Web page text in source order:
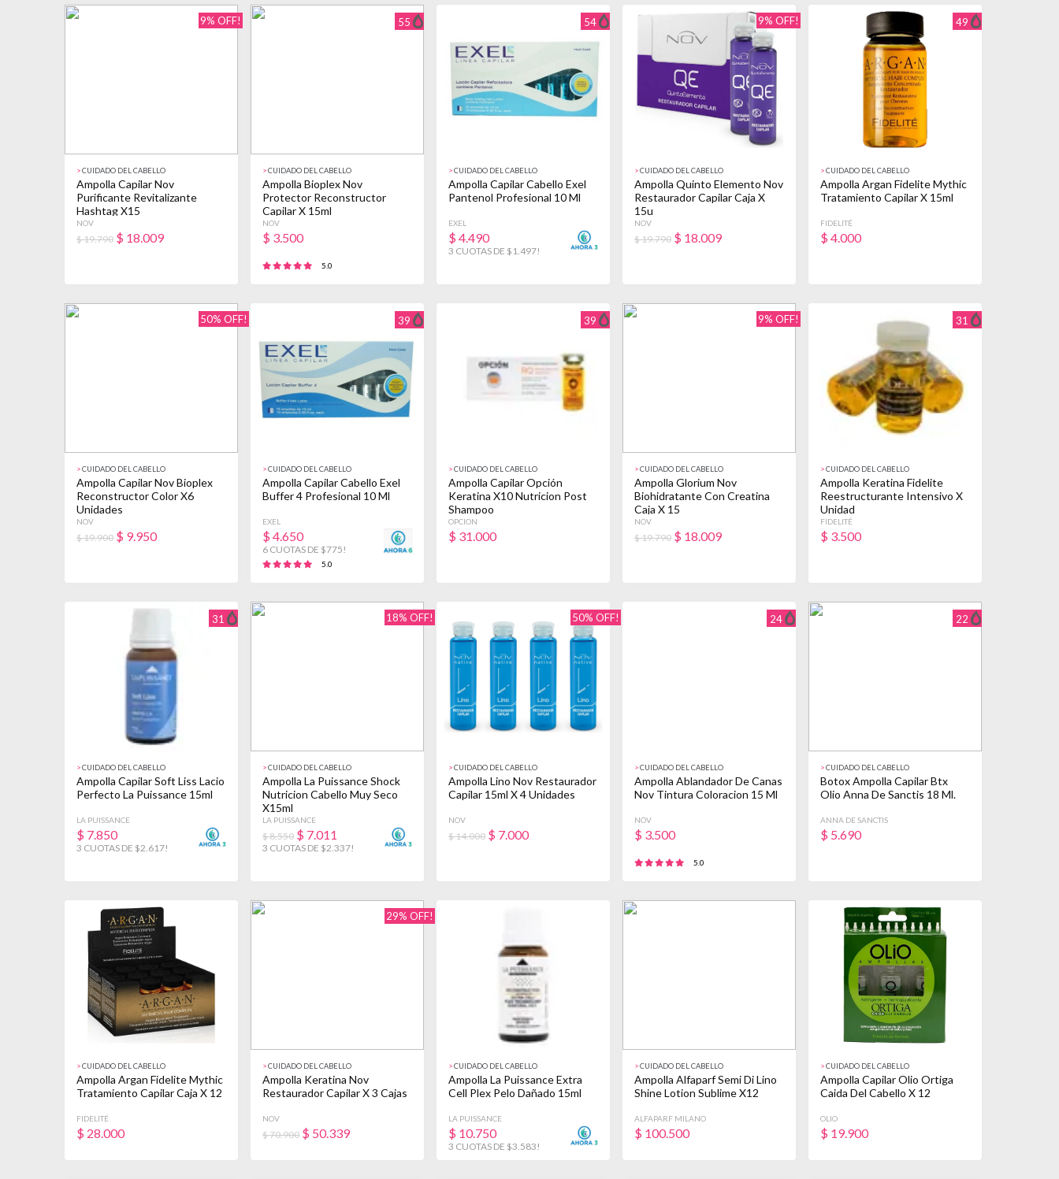
9% OFF!
>CUIDADO DEL CABELLO
Ampolla Capilar Nov
Purificante Revitalizante
Hashtag X15
NOV
$ 19.790 $ 18.009
55
>CUIDADO DEL CABELLO
Ampolla Bioplex Nov
Protector Reconstructor
Capilar X 15ml
NOV
$ 3.500
5.0
54
>CUIDADO DEL CABELLO
Ampolla Capilar Cabello Exel
Pantenol Profesional 10 Ml
EXEL
$ 4.490
3 CUOTAS DE $1.497!
9% OFF!
>CUIDADO DEL CABELLO
Ampolla Quinto Elemento Nov
Restaurador Capilar Caja X
15u
NOV
$ 19.790 $ 18.009
49
>CUIDADO DEL CABELLO
Ampolla Argan Fidelite Mythic
Tratamiento Capilar X 15ml
FIDELITÉ
$ 4.000
50% OFF!
>CUIDADO DEL CABELLO
Ampolla Capilar Nov Bioplex
Reconstructor Color X6
Unidades
NOV
$ 19.900 $ 9.950
39
>CUIDADO DEL CABELLO
Ampolla Capilar Cabello Exel
Buffer 4 Profesional 10 Ml
EXEL
$ 4.650
6 CUOTAS DE $775!
5.0
39
>CUIDADO DEL CABELLO
Ampolla Capilar Opción
Keratina X10 Nutricion Post
Shampoo
OPCION
$ 31.000
9% OFF!
>CUIDADO DEL CABELLO
Ampolla Glorium Nov
Biohidratante Con Creatina
Caja X 15
NOV
$ 19.790 $ 18.009
31
>CUIDADO DEL CABELLO
Ampolla Keratina Fidelite
Reestructurante Intensivo X
Unidad
FIDELITÉ
$ 3.500
31
>CUIDADO DEL CABELLO
Ampolla Capilar Soft Liss Lacio
Perfecto La Puissance 15ml
LA PUISSANCE
$ 7.850
3 CUOTAS DE $2.617!
18% OFF!
>CUIDADO DEL CABELLO
Ampolla La Puissance Shock
Nutricion Cabello Muy Seco
X15ml
LA PUISSANCE
$ 8.550 $ 7.011
3 CUOTAS DE $2.337!
50% OFF!
>CUIDADO DEL CABELLO
Ampolla Lino Nov Restaurador
Capilar 15ml X 4 Unidades
NOV
$ 14.000 $ 7.000
24
>CUIDADO DEL CABELLO
Ampolla Ablandador De Canas
Nov Tintura Coloracion 15 Ml
NOV
$ 3.500
5.0
22
>CUIDADO DEL CABELLO
Botox Ampolla Capilar Btx
Olio Anna De Sanctis 18 Ml.
ANNA DE SANCTIS
$ 5.690
>CUIDADO DEL CABELLO
Ampolla Argan Fidelite Mythic
Tratamiento Capilar Caja X 12
FIDELITÉ
$ 28.000
29% OFF!
>CUIDADO DEL CABELLO
Ampolla Keratina Nov
Restaurador Capilar X 3 Cajas
NOV
$ 70.900 $ 50.339
>CUIDADO DEL CABELLO
Ampolla La Puissance Extra
Cell Plex Pelo Dañado 15ml
LA PUISSANCE
$ 10.750
3 CUOTAS DE $3.583!
>CUIDADO DEL CABELLO
Ampolla Alfaparf Semi Di Lino
Shine Lotion Sublime X12
ALFAPARF MILANO
$ 100.500
>CUIDADO DEL CABELLO
Ampolla Capilar Olio Ortiga
Caida Del Cabello X 12
OLIO
$ 19.900